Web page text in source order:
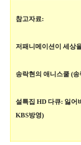
참고자료:
저패니메이션이 세상
송락현의 애니스쿨 (
설특집 HD 다큐: 잃어
KBS방영)